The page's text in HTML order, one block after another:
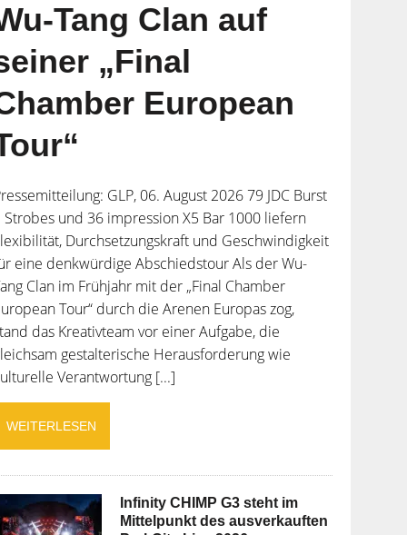
Tang Clan auf
„Final
European
GLP, 06. August 2026 79 JDC Burst
Strobes und 36 impression X5 Bar 1000 liefern
Durchsetzungskraft und Geschwindigkeit
eine denkwürdige Abschiedstour Als der Wu-
Clan im Frühjahr mit der „Final Chamber
Tour“ durch die Arenen Europas zog,
das Kreativteam vor einer Aufgabe, die
gestalterische Herausforderung wie
Verantwortung [...]
WEITERLESEN
Infinity CHIMP G3 steht im
Mittelpunkt des ausverkauften